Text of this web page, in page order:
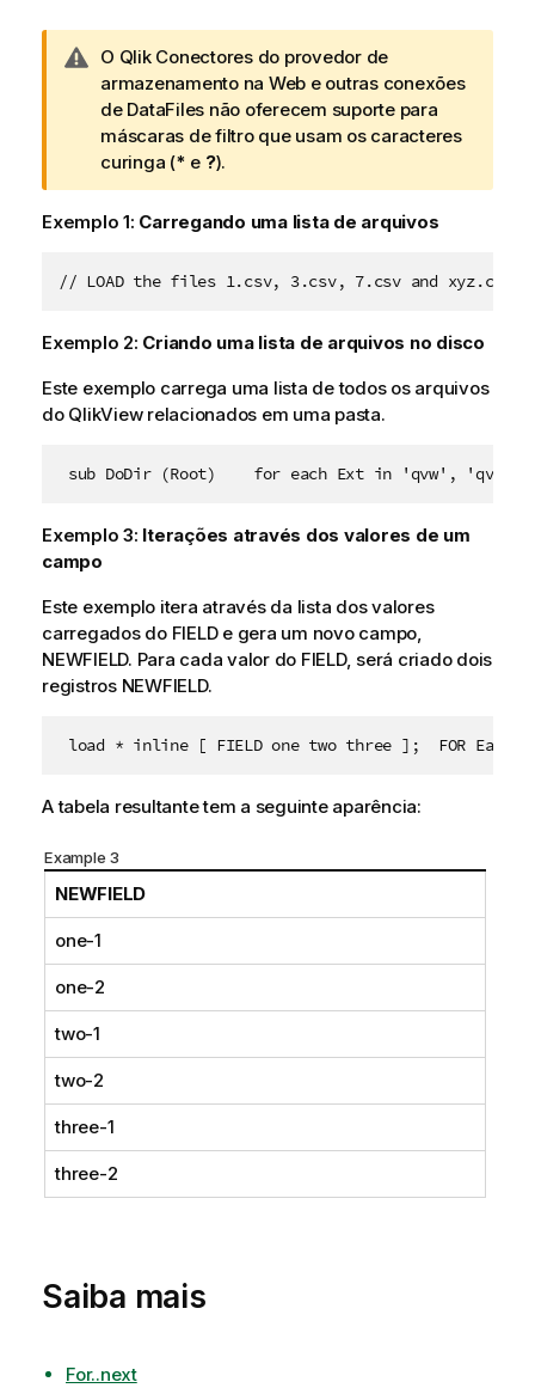
N
o
t
a
d
e
a
e
t
n
c
a
O Qlik Conectores do provedor de
armazenamento na Web e outras conexões
de DataFiles não oferecem suporte para
máscaras de filtro que usam os caracteres
curinga (* e ?).
Exemplo 1: Carregando uma lista de arquivos
// LOAD the files 1.csv, 3.csv, 7.csv and
Exemplo 2: Criando uma lista de arquivos no disco
Este exemplo carrega uma lista de todos os arquivos
do QlikViewrelacionados em uma pasta.
sub DoDir (Root)    for each Ext in 'qvw',
Exemplo 3: Iterações através dos valores de um
campo
Este exemplo itera através da lista dos valores
carregados do FIELDe gera um novo campo,
NEWFIELD. Para cada valor do FIELD, será criado dois
registros NEWFIELD.
load * inline [ FIELD one two three ];  FOR Each a
A tabela resultante tem a seguinte aparência:
Example 3
NEWFIELD
one-1
one-2
two-1
two-2
three-1
three-2
Saiba mais
For..next